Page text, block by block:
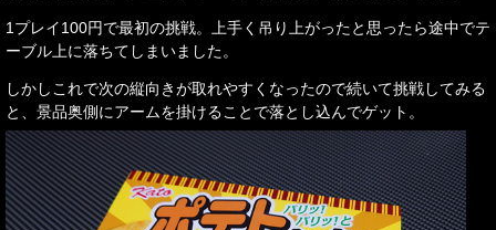
1プレイ100円で最初の挑戦。上手く吊り上がったと思ったら途中でテ
ーブル上に落ちてしまいました。
しかしこれで次の縦向きが取れやすくなったので続いて挑戦してみる
と、景品奥側にアームを掛けることで落とし込んでゲット。